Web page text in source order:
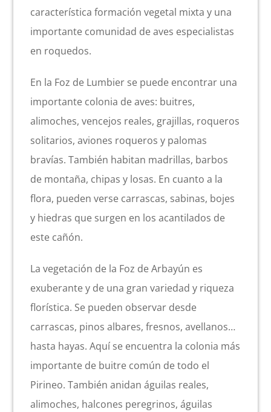
característica formación vegetal mixta y una
importante comunidad de aves especialistas
en roquedos.
En la Foz de Lumbier se puede encontrar una
importante colonia de aves: buitres,
alimoches, vencejos reales, grajillas, roqueros
solitarios, aviones roqueros y palomas
bravías. También habitan madrillas, barbos
de montaña, chipas y losas. En cuanto a la
flora, pueden verse carrascas, sabinas, bojes
y hiedras que surgen en los acantilados de
este cañón.
La vegetación de la Foz de Arbayún es
exuberante y de una gran variedad y riqueza
florística. Se pueden observar desde
carrascas, pinos albares, fresnos, avellanos…
hasta hayas. Aquí se encuentra la colonia más
importante de buitre común de todo el
Pirineo. También anidan águilas reales,
alimoches, halcones peregrinos, águilas